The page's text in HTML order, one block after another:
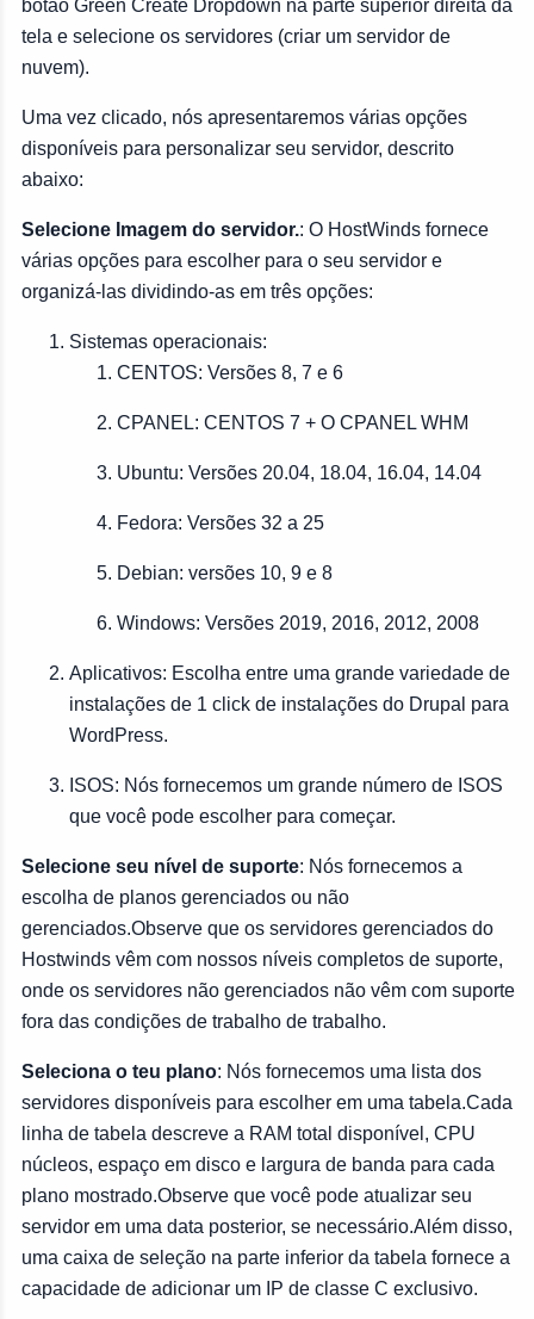
botão Green Create Dropdown na parte superior direita da
tela e selecione os servidores (criar um servidor de
nuvem).
Uma vez clicado, nós apresentaremos várias opções
disponíveis para personalizar seu servidor, descrito
abaixo:
Selecione Imagem do servidor.: O HostWinds fornece
várias opções para escolher para o seu servidor e
organizá-las dividindo-as em três opções:
Sistemas operacionais:
CENTOS: Versões 8, 7 e 6
CPANEL: CENTOS 7 + O CPANEL WHM
Ubuntu: Versões 20.04, 18.04, 16.04, 14.04
Fedora: Versões 32 a 25
Debian: versões 10, 9 e 8
Windows: Versões 2019, 2016, 2012, 2008
Aplicativos: Escolha entre uma grande variedade de
instalações de 1 click de instalações do Drupal para
WordPress.
ISOS: Nós fornecemos um grande número de ISOS
que você pode escolher para começar.
Selecione seu nível de suporte: Nós fornecemos a
escolha de planos gerenciados ou não
gerenciados.Observe que os servidores gerenciados do
Hostwinds vêm com nossos níveis completos de suporte,
onde os servidores não gerenciados não vêm com suporte
fora das condições de trabalho de trabalho.
Seleciona o teu plano: Nós fornecemos uma lista dos
servidores disponíveis para escolher em uma tabela.Cada
linha de tabela descreve a RAM total disponível, CPU
núcleos, espaço em disco e largura de banda para cada
plano mostrado.Observe que você pode atualizar seu
servidor em uma data posterior, se necessário.Além disso,
uma caixa de seleção na parte inferior da tabela fornece a
capacidade de adicionar um IP de classe C exclusivo.